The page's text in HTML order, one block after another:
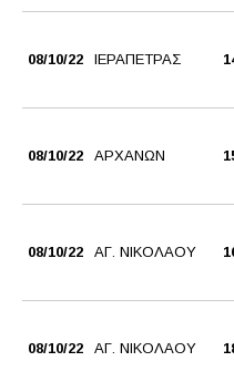
08/10/22 ΙΕΡΑΠΕΤΡΑΣ
08/10/22 ΑΡΧΑΝΩΝ
08/10/22 ΑΓ. ΝΙΚΟΛΑΟΥ
08/10/22 ΑΓ. ΝΙΚΟΛΑΟΥ